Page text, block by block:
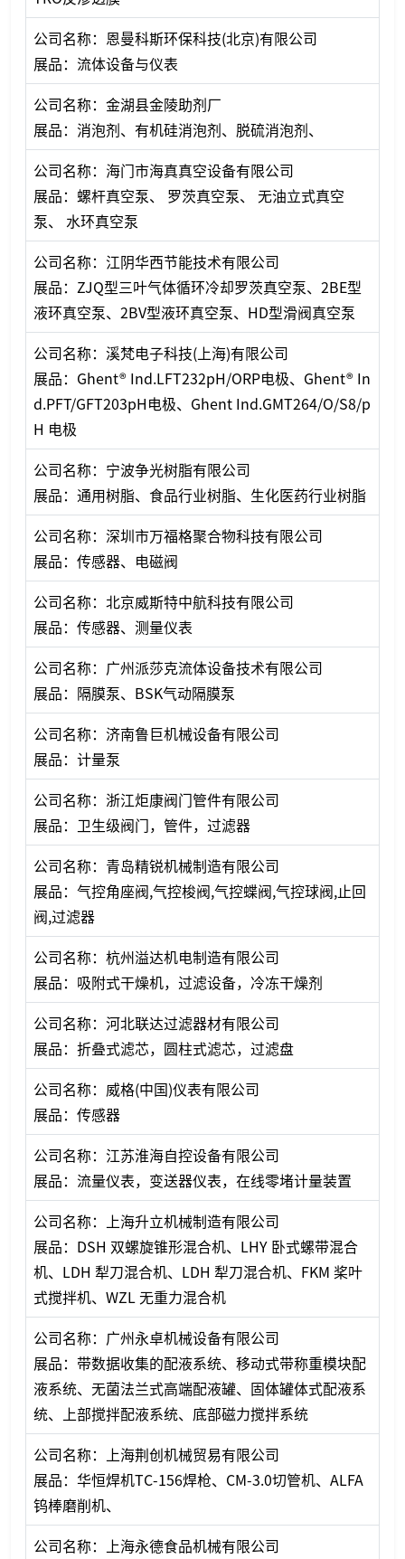
公司名称：恩曼科斯环保科技(北京)有限公司
展品：流体设备与仪表
公司名称：金湖县金陵助剂厂
展品：消泡剂、有机硅消泡剂、脱硫消泡剂、
公司名称：海门市海真真空设备有限公司
展品：螺杆真空泵、 罗茨真空泵、 无油立式真空
泵、 水环真空泵
公司名称：江阴华西节能技术有限公司
展品：ZJQ型三叶气体循环冷却罗茨真空泵、2BE型
液环真空泵、2BV型液环真空泵、HD型滑阀真空泵
公司名称：溪梵电子科技(上海)有限公司
展品：Ghent® Ind.LFT232pH/ORP电极、Ghent® In
d.PFT/GFT203pH电极、Ghent Ind.GMT264/O/S8/p
H 电极
公司名称：宁波争光树脂有限公司
展品：通用树脂、食品行业树脂、生化医药行业树脂
公司名称：深圳市万福格聚合物科技有限公司
展品：传感器、电磁阀
公司名称：北京威斯特中航科技有限公司
展品：传感器、测量仪表
公司名称：广州派莎克流体设备技术有限公司
展品：隔膜泵、BSK气动隔膜泵
公司名称：济南鲁巨机械设备有限公司
展品：计量泵
公司名称：浙江炬康阀门管件有限公司
展品：卫生级阀门，管件，过滤器
公司名称：青岛精锐机械制造有限公司
展品：气控角座阀,气控梭阀,气控蝶阀,气控球阀,止回
阀,过滤器
公司名称：杭州溢达机电制造有限公司
展品：吸附式干燥机，过滤设备，冷冻干燥剂
公司名称：河北联达过滤器材有限公司
展品：折叠式滤芯，圆柱式滤芯，过滤盘
公司名称：威格(中国)仪表有限公司
展品：传感器
公司名称：江苏淮海自控设备有限公司
展品：流量仪表，变送器仪表，在线零堵计量装置
公司名称：上海升立机械制造有限公司
展品：DSH 双螺旋锥形混合机、LHY 卧式螺带混合
机、LDH 犁刀混合机、LDH 犁刀混合机、FKM 桨叶
式搅拌机、WZL 无重力混合机
公司名称：广州永卓机械设备有限公司
展品：带数据收集的配液系统、移动式带称重模块配
液系统、无菌法兰式高端配液罐、固体罐体式配液系
统、上部搅拌配液系统、底部磁力搅拌系统
公司名称：上海荆创机械贸易有限公司
展品：华恒焊机TC-156焊枪、CM-3.0切管机、ALFA
钨棒磨削机、
公司名称：上海永德食品机械有限公司